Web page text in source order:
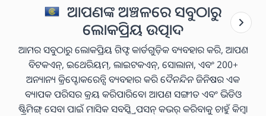
ଆପଣଙ୍କ ଅଞ୍ଚଳରେ ସବୁଠାରୁ
ଲୋକପ୍ରିୟ ଉତ୍ପାଦ
ଆମର ସବୁଠାରୁ ଲୋକପ୍ରିୟ ଗିଫ୍ଟ କାର୍ଡଗୁଡ଼ିକ ବ୍ୟବହାର କରି, ଆପଣ
ବିଟକଏନ୍, ଇଥେରିୟମ୍, ଲାଇଟକଏନ୍, ସୋଲାନା, ଏବଂ 200+
ଅନ୍ୟାନ୍ୟ କ୍ରିପ୍ଟୋକରେନ୍ସି ବ୍ୟବହାର କରି ଦୈନନ୍ଦିନ ଜିନିଷର ଏକ
ବ୍ୟାପକ ପରିସର କ୍ରୟ କରିପାରିବେ। ଆପଣ ସଙ୍ଗୀତ ଏବଂ ଭିଡିଓ
ଷ୍ଟ୍ରିମିଙ୍ଗ୍ ସେବା ପାଇଁ ମାସିକ ସବସ୍କ୍ରିପସନ୍ କଭର୍ କରିବାକୁ ଚାହୁଁ କିମ୍ବା